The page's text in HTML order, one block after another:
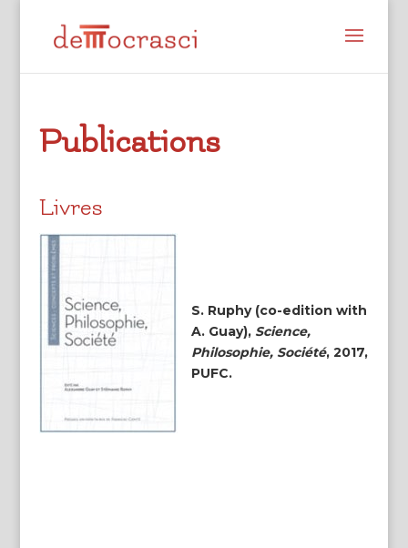
Publications
Livres
S. Ruphy (co-edition with
A. Guay), Science,
Philosophie, Société, 2017,
PUFC.